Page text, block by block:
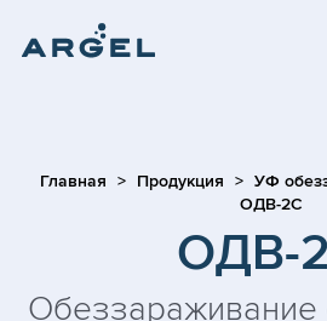
Главная Продукция
УФ
ОДВ-2С
ОДВ-
Обеззараживание